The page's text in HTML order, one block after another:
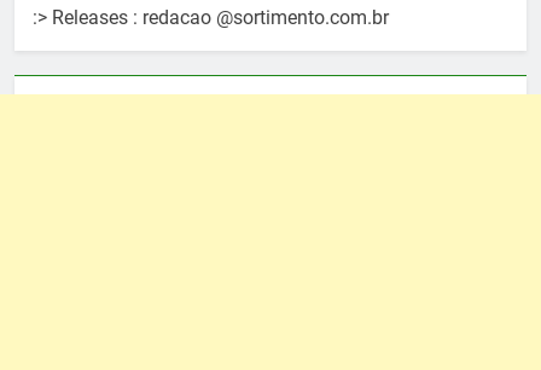
:> Releases : redacao @sortimento.com.br